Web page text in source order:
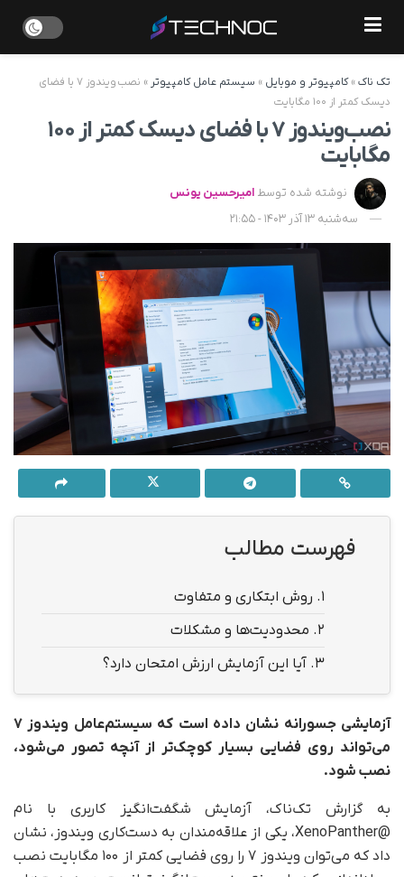
تک ناک»کامپیوتر و موبایل » سیستم عامل کامپیوتر »
نصب ویندوز ۷ با فضای
دیسک کمتر از ۱۰۰ مگابایت
نصب ویندوز ۷ با فضای دیسک کمتر از ۱۰۰
مگابایت
نوشته شده توسط امیرحسین یونس
سه‌شنبه 13 آذر 1403 - 21:55
فهرست مطالب
1. روش ابتکاری و متفاوت
2. محدودیت‌ها و مشکلات
3. آیا این آزمایش ارزش امتحان دارد؟
آزمایشی جسورانه نشان داده است که سیستم‌عامل ویندوز ۷
می‌تواند روی فضایی بسیار کوچک‌تر از آنچه تصور می‌شود،
نصب شود.
به گزارش تک‌ناک، آزمایش شگفت‌انگیز کاربری با نام
@XenoPanther، یکی از علاقه‌مندان به دست‌کاری ویندوز، نشان
داد که می‌توان ویندوز ۷ را روی فضایی کمتر از ۱۰۰ مگابایت نصب